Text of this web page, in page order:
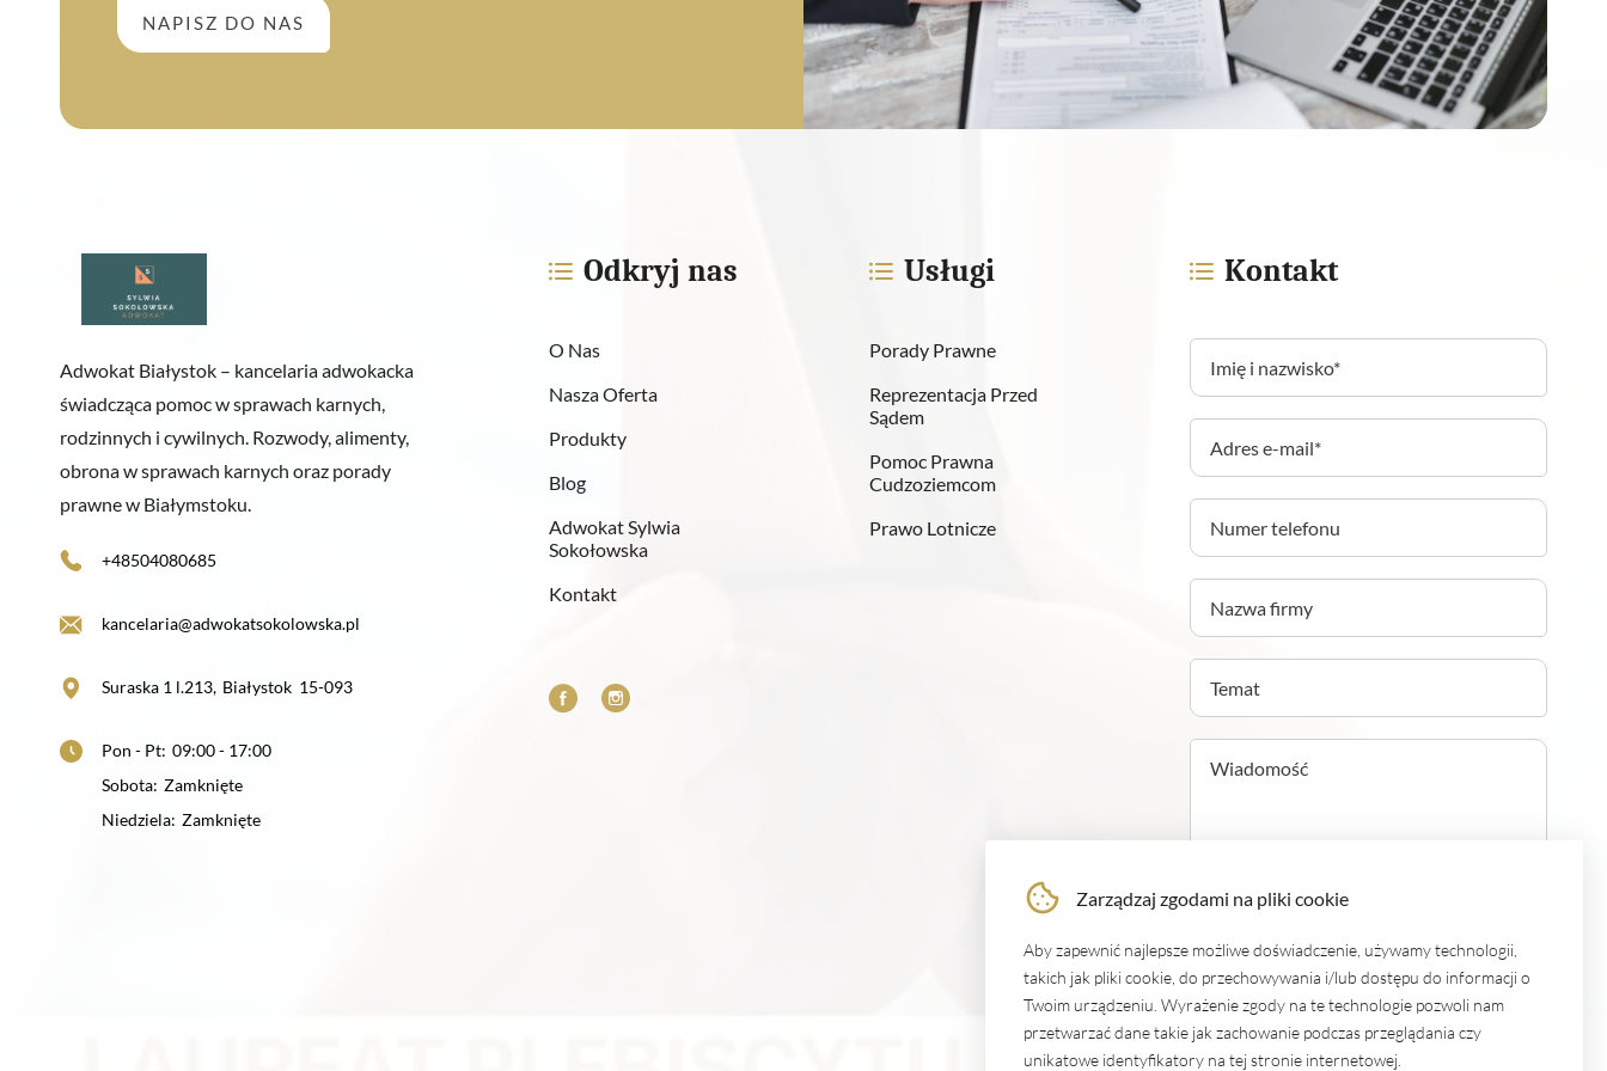
Zarządzaj zgodami na pliki cookie
Aby zapewnić najlepsze możliwe doświadczenie, używamy technologii,
takich jak pliki cookie, do przechowywania i/lub dostępu do informacji o
Twoim urządzeniu. Wyrażenie zgody na te technologie pozwoli nam
przetwarzać dane takie jak zachowanie podczas przeglądania czy
unikatowe identyfikatory na tej stronie internetowej.
NAPISZ DO NAS
Adwokat Białystok – kancelaria adwokacka
świadcząca pomoc w sprawach karnych,
rodzinnych i cywilnych. Rozwody, alimenty,
obrona w sprawach karnych oraz porady
prawne w Białymstoku.
+48504080685
kancelaria@adwokatsokolowska.pl
Suraska 1 l.213, Białystok 15-093
Pon - Pt: 09:00 - 17:00
Sobota: Zamknięte
Niedziela: Zamknięte
Odkryj nas
O Nas
Nasza Oferta
Produkty
Blog
Adwokat Sylwia
Sokołowska
Kontakt
Usługi
Porady Prawne
Reprezentacja Przed
Sądem
Pomoc Prawna
Cudzoziemcom
Prawo Lotnicze
Kontakt
Akceptujępolitykę prywatności.
WYŚLIJ WIADOMOŚĆ